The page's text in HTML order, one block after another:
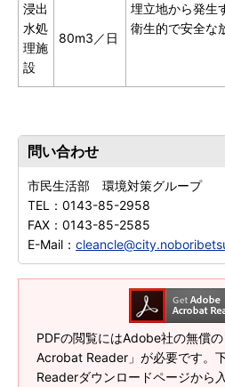
埋立地から発生
衛生的で安全な
浸出
水処
理施
設
80m3／日
問い合わせ
市民生活部 環境対策グループ
TEL： 0143-85-2958
FAX： 0143-85-2585
E-Mail：
PDFの閲覧にはAdobe社の無償
Acrobat Reader」が必要です。
Readerダウンロードページから